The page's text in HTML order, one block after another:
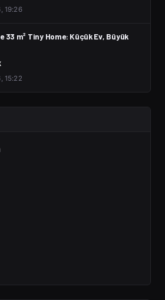
19:26
33 m² Tiny Home: Küçük Ev, Büyük
15:22